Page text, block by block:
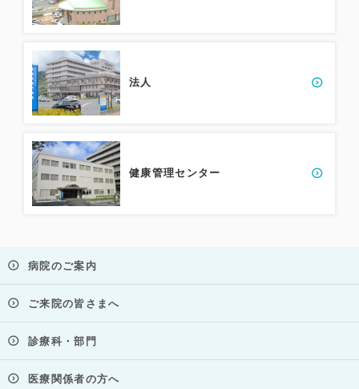
法人
健康管理センター
病院のご案内
ご来院の皆さまへ
診療科・部門
医療関係者の方へ